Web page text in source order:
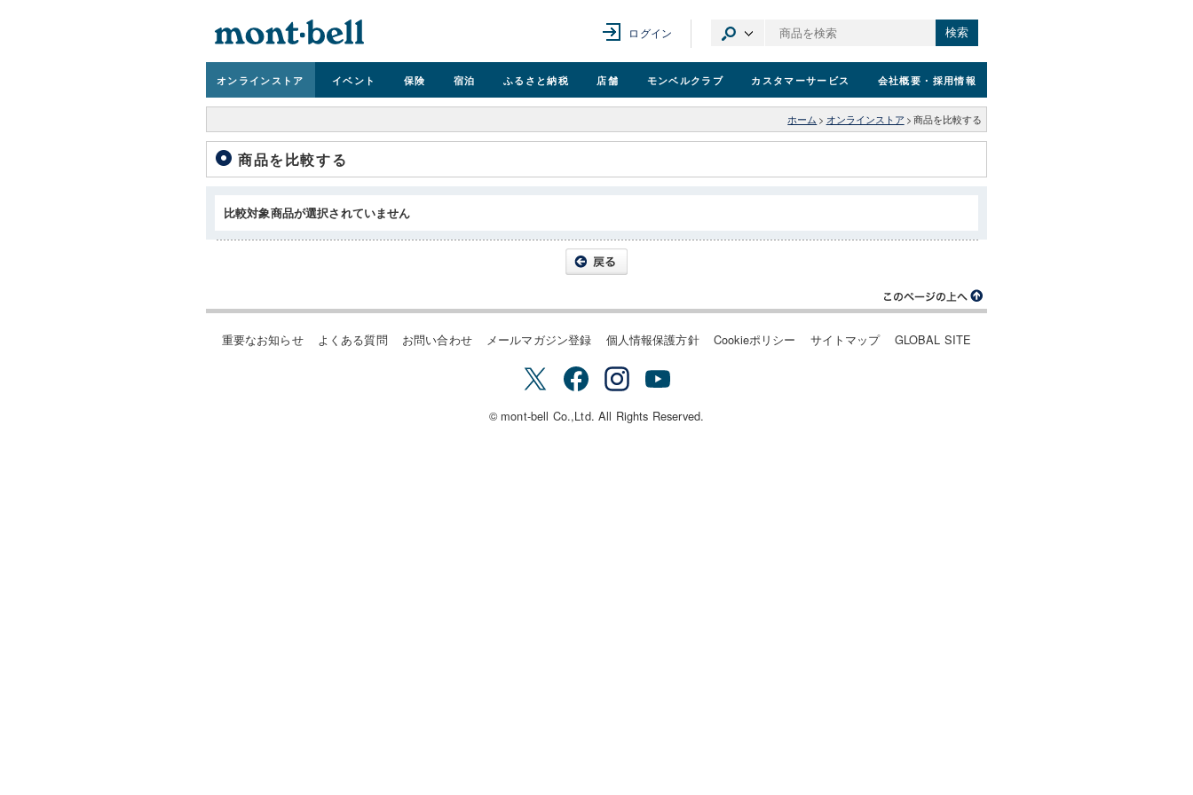
ログイン 検索
オンラインストア イベント 保険 宿泊 ふるさと納税 店舗 モンベルクラブ カスタマーサービス 会社概要 ・採用情報
ホーム > オンラインストア > 商品を比較する
商品を比較する
比較対象商品が選択されていません
重要なお知らせ よくある質問 お問い合わせ メールマガジン登録 個人情報保護方針 Cookieポリシー サイトマップ GLOBAL SITE
© mont-bell Co.,Ltd. All Rights Reserved.